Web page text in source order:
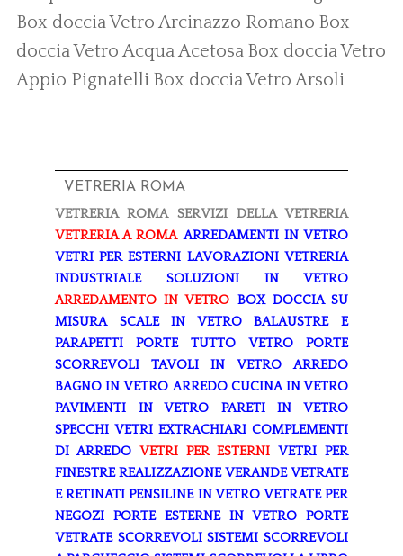
Box doccia Vetro Arcinazzo Romano Box
doccia Vetro Acqua Acetosa Box doccia Vetro
Appio Pignatelli Box doccia Vetro Arsoli
VETRERIA ROMA
VETRERIA ROMA SERVIZI DELLA VETRERIA
VETRERIA A ROMA ARREDAMENTI IN VETRO
VETRI PER ESTERNI LAVORAZIONI VETRERIA
INDUSTRIALE
SOLUZIONI IN VETRO
ARREDAMENTO IN VETRO BOX DOCCIA SU
MISURA
SCALE IN VETRO
BALAUSTRE E
PARAPETTI
PORTE TUTTO VETRO
PORTE
SCORREVOLI
TAVOLI IN VETRO
ARREDO
BAGNO IN VETRO ARREDO CUCINA IN VETRO
PAVIMENTI IN VETRO
PARETI IN VETRO
SPECCHI VETRI EXTRACHIARI COMPLEMENTI
DI ARREDO VETRI PER ESTERNI VETRI PER
FINESTRE REALIZZAZIONE VERANDE VETRATE
E RETINATI PENSILINE IN VETRO VETRATE PER
NEGOZI PORTE ESTERNE IN VETRO PORTE
VETRATE SCORREVOLI SISTEMI SCORREVOLI